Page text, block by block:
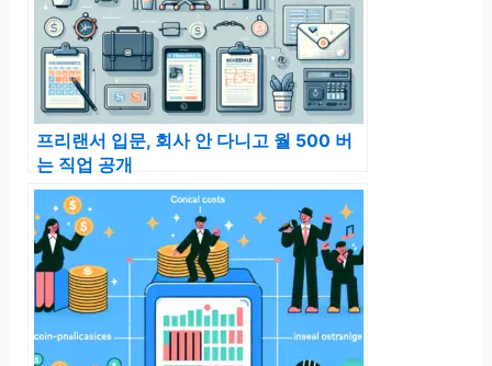
프리랜서 입문, 회사 안 다니고 월 500 버
는 직업 공개